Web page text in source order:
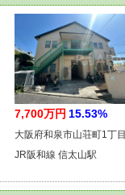
7,700万円 15.53%
大阪府和泉市山荘町1丁目
JR阪和線 信太山駅